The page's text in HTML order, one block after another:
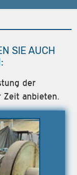
SIE AUCH
der
Zeit anbieten.